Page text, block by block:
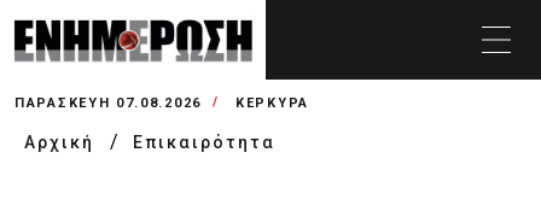
ΠΑΡΑΣΚΕΥΉ 07.08.2026 ΚΕΡΚΥΡΑ
Αρχική Επικαιρότητα